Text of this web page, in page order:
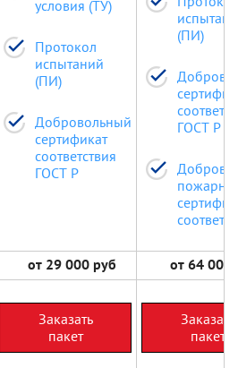
условия (ТУ)
Протокол
испытаний
(ПИ)
Добровольный
сертификат
соответствия
ГОСТ Р
(ПИ)
ГОСТ Р
от 29 000 руб от 64 000
Заказать
пакет
Заказать
пакет